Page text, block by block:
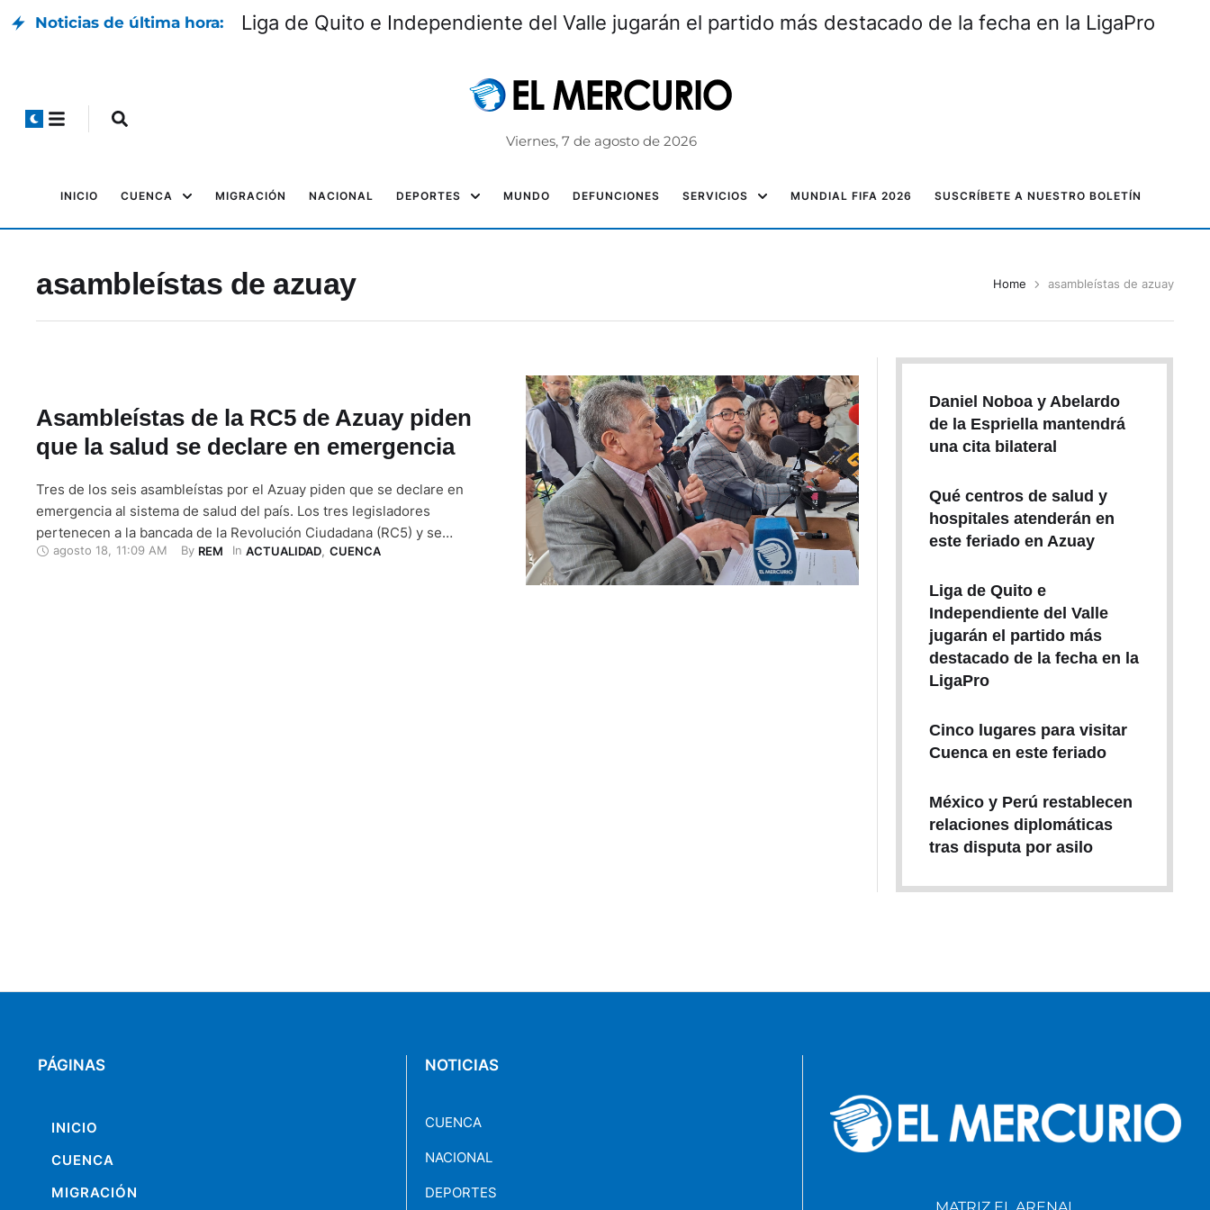
Noticias de última hora: Liga de Quito e Independiente del Valle jugarán el partido más destacado de la fecha en la LigaPro
Viernes, 7 de agosto de 2026
INICIO CUENCA MIGRACIÓN NACIONAL DEPORTES MUNDO DEFUNCIONES SERVICIOS MUNDIAL FIFA 2026 SUSCRÍBETE A NUESTRO BOLETÍN
asambleístas de azuay Home asambleístas de azuay
Asambleístas de la RC5 de Azuay piden
que la salud se declare en emergencia
Tres de los seis asambleístas por el Azuay piden que se declare en
emergencia al sistema de salud del país. Los tres legisladores
pertenecen a la bancada de la Revolución Ciudadana (RC5) y se
pronunciaron de manera pública en Cuenca este lunes 18 de agosto de
agosto 18 11:09 AM By REM In ACTUALIDAD, CUENCA
Daniel Noboa y Abelardo
de la Espriella mantendrá
una cita bilateral
Qué centros de salud y
hospitales atenderán en
este feriado en Azuay
Liga de Quito e
Independiente del Valle
jugarán el partido más
destacado de la fecha en la
LigaPro
Cinco lugares para visitar
Cuenca en este feriado
México y Perú restablecen
relaciones diplomáticas
tras disputa por asilo
PÁGINAS
INICIO
CUENCA
MIGRACIÓN
NOTICIAS
CUENCA
NACIONAL
DEPORTES